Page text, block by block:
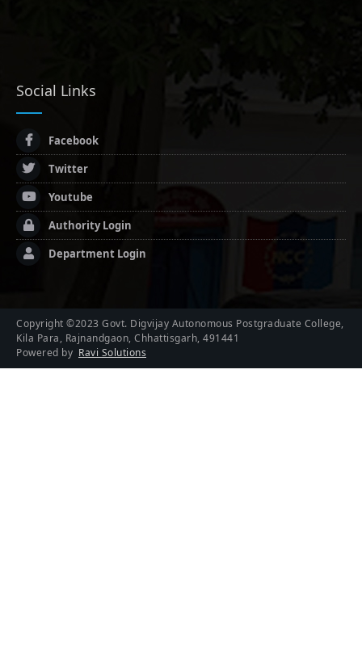
Social Links
Facebook
Twitter
Youtube
Authority Login
Department Login
Copyright ©2023 Govt. Digvijay Autonomous Postgraduate College,
Kila Para, Rajnandgaon, Chhattisgarh, 491441
Powered by Ravi Solutions